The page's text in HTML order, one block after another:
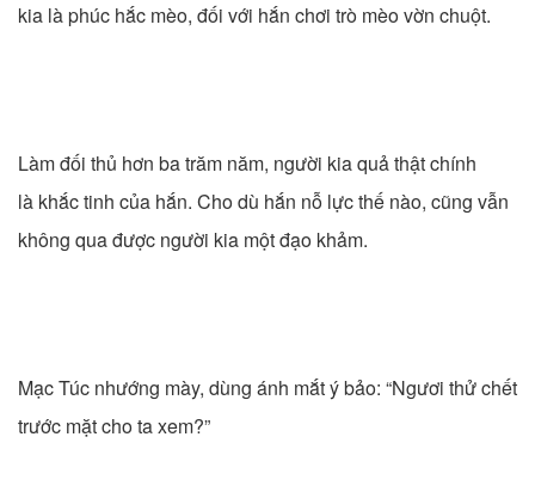
kia là phúc hắc mèo, đối với hắn chơi trò mèo vờn chuột.
Làm đối thủ hơn ba trăm năm, người kia quả thật chính
là khắc tinh của hắn. Cho dù hắn nỗ lực thế nào, cũng vẫn
không qua được người kia một đạo khảm.
Mạc Túc nhướng mày, dùng ánh mắt ý bảo: “Ngươi thử chết
trước mặt cho ta xem?”